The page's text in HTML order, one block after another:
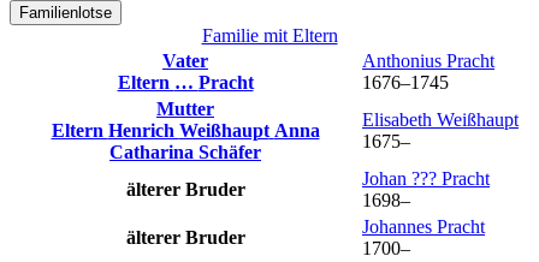
Familienlotse
Familie mit Eltern
Vater
Eltern … Pracht
Anthonius Pracht
1676–1745
Mutter
Eltern Henrich Weißhaupt Anna
Catharina Schäfer
Elisabeth Weißhaupt
1675–
älterer Bruder
Johan ??? Pracht
1698–
älterer Bruder
Johannes Pracht
1700–